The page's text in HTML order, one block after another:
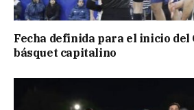
Fecha definida para el inicio del
básquet capitalino